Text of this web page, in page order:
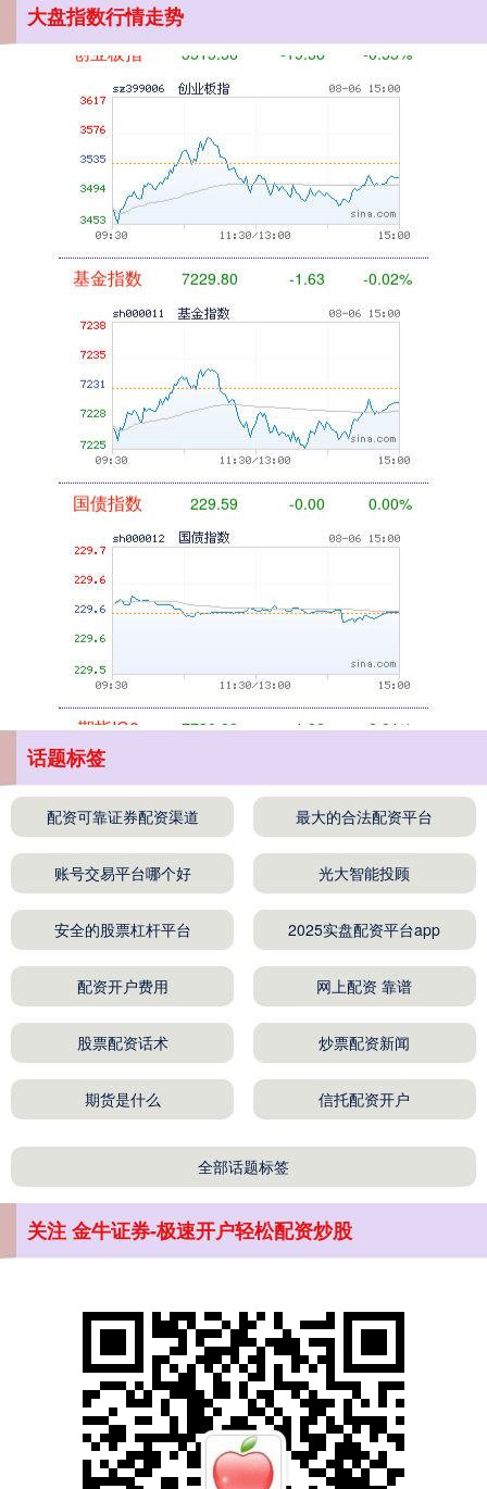
大盘指数行情走势
创业板指 3515.56
基金指数 7229.80 -0.02%
国债指数 229.59 0.00%
期指IC0 7730.00 -0.01%
上证综指 3900.35 +21.92 +0.57%
深证成指 14110.12 -34.08 -0.24%
沪深300 4651.31 -6.85 -0.15%
话题标签
配资可靠证券配资渠道 最大的合法配资平台
账号交易平台哪个好 光大智能投顾
安全的股票杠杆平台 2025实盘配资平台app
配资开户费用 网上配资 靠谱
股票配资话术 炒票配资新闻
期货是什么 信托配资开户
全部话题标签
关注 金牛证券-极速开户轻松配资炒股